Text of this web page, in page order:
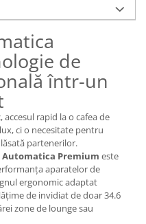
de
într-un
rapid la o cafea de
ci o necesitate pentru
partenerilor.
Automatica Premium este
aparatelor de
ergonomic adaptat
de invidiat de doar 34.6
zone de lounge sau